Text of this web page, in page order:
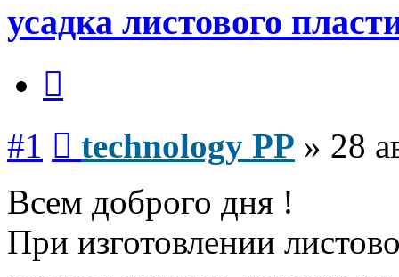
усадка листового
#1 technology PP » 28
Всем доброго дня !
При изготовлении